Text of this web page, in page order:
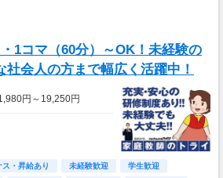
勤可！
￣￣
が最寄駅の方も
駅、吉祥寺駅からも
・1コマ（60分）～OK！未経験の
社会人の方まで幅広く活躍中！
円～19,250円
ス・昇給あり 未経験歓迎
学生歓迎